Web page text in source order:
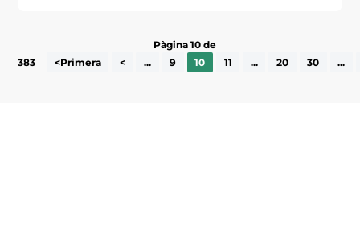
Pàgina 10 de
383
<Primera < ... 9 10 11 ... 20 30 ...